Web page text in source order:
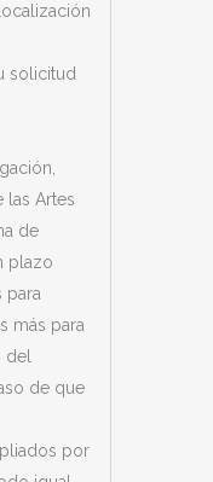
solicitud
las Artes
de
plazo
para
más para
del
de que
por